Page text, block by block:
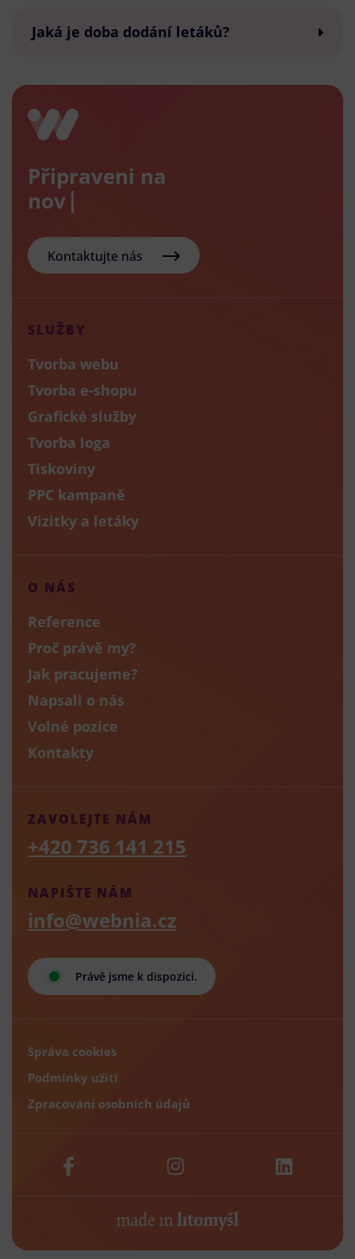
Jaká je doba dodání letáků?
Připraveni na
nový e-sho
Kontaktujte nás
SLUŽBY
Tvorba webu
Tvorba e-shopu
Grafické služby
Tvorba loga
Tiskoviny
PPC kampaně
Vizitky a letáky
O NÁS
Reference
Proč právě my?
Jak pracujeme?
Napsali o nás
Volné pozice
Kontakty
Právě jsme k dispozici.
NAPIŠTE NÁM
info@webnia.cz
ZAVOLEJTE NÁM
+420 736 141 215
Správa cookies
Podmínky užití
Zpracování osobních údajů